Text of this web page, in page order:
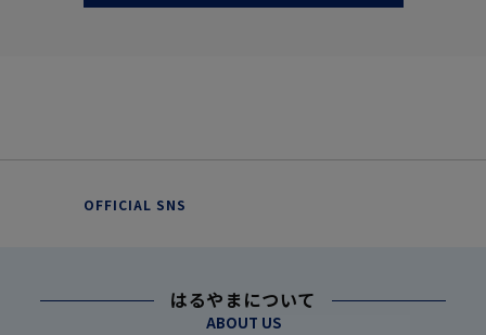
OFFICIAL SNS
はるやまについて
ABOUT US